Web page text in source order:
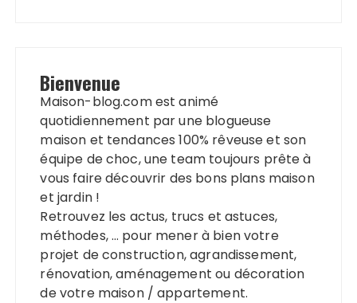
Bienvenue
Maison-blog.com est animé
quotidiennement par une blogueuse
maison et tendances 100% rêveuse et son
équipe de choc, une team toujours prête à
vous faire découvrir des bons plans maison
et jardin !
Retrouvez les actus, trucs et astuces,
méthodes, … pour mener à bien votre
projet de construction, agrandissement,
rénovation, aménagement ou décoration
de votre maison / appartement.